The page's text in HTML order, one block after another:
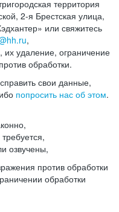
территория
2-я Брестская улица,
или свяжитесь
,
удаление, ограничение
обработки.
свои данные,
попросить нас об этом.
озвучены,
против обработки
обработки